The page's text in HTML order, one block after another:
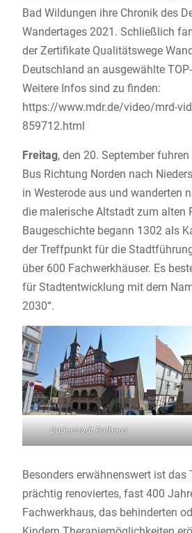
Bad Wildungen ihre Chronik des
Wandertages 2021. Schließlich
der Zertifikate Qualitätswege
Deutschland an ausgewählte
Weitere Infos sind zu finden:
https://www.mdr.de/video/mrd-
859712.html
Freitag, den 20. September
Bus Richtung Norden nach
in Westerode aus und wanderten
die malerische Altstadt zum alten
Baugeschichte begann 1302 als
der Treffpunkt für die
über 600 Fachwerkhäuser. Es
für Stadtentwicklung mit dem
2030“.
Duderstadt Rathaus
Besonders erwähnenswert ist das
prächtig renoviertes, fast 400
Fachwerkhaus, das behinderten